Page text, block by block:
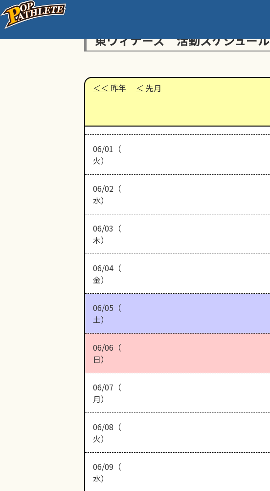
東ウィナーズ 活動スケジュール
昨年 先月
06/01（
火）
06/02（
水）
06/03（
木）
06/04（
金）
06/05（
土）
06/06（
日）
06/07（
月）
06/08（
火）
06/09（
水）